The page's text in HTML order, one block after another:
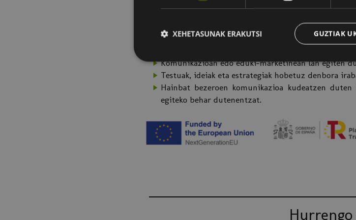
Ez duzu ezagutza teknikorik behar. ChatGPT Plus
jarraitu daiteke), eta Gemini erabiltzeko Gmail kontu bat
Komunikazioan edo eduki-marketinean lan egiten
Testuak, ideiak eta estrategiak hobetuz denbora
Hainbat bezeroen komunikazioa kudeatzen
egiteko behar dutenentzat.
GUZTIAK
XEHETASUNAK ERAKUTSI